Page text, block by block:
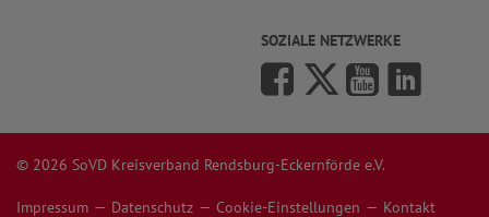
SOZIALE NETZWERKE
© 2026 SoVD Kreisverband Rendsburg-Eckernförde e.V.
Impressum Datenschutz Cookie-Einstellungen Kontakt